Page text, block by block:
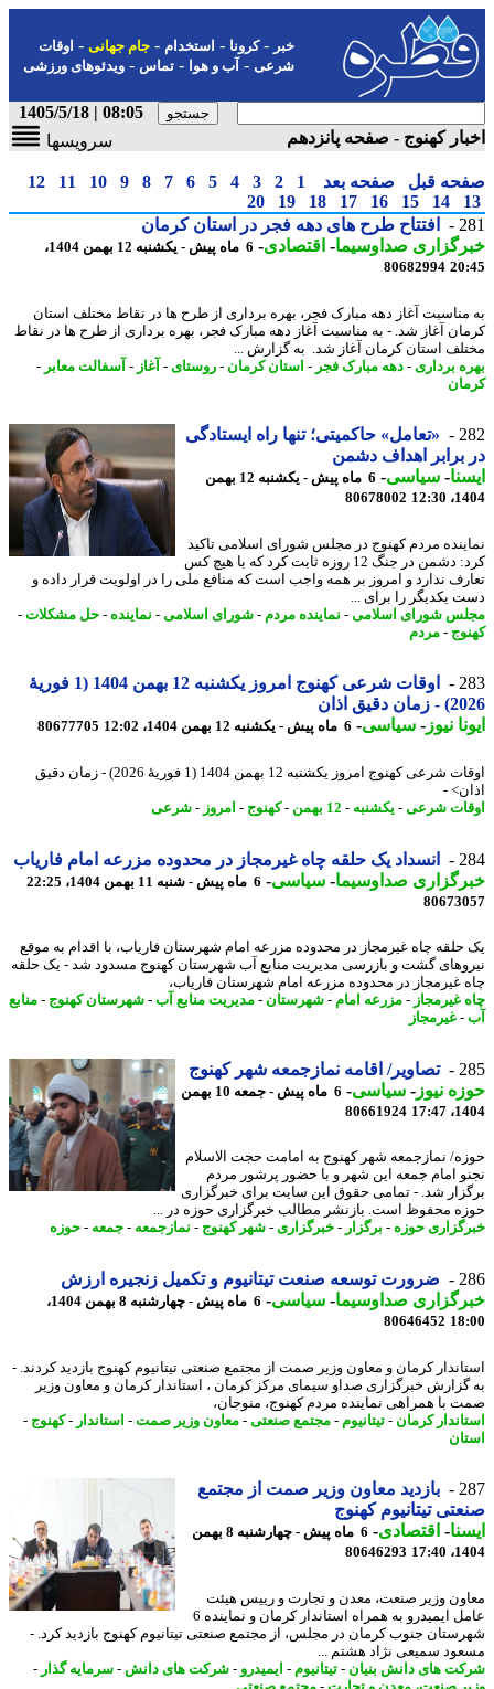
-کرونا-استخدام- جام جهانی-اوقات
شرعی-آب و هوا-تماس-ویدئوهای ورزشی
08:05 | 1405/5/18
کهنوج - صفحه پانزدهم
سرویسها
قبل صفحه بعد 1
2
3
4
5
6
7
8
9
10
11
12
14
15
16
17
18
19
20
افتتاح طرح های دهه فجر در استان کرمان
صداوسیما-اقتصادی-
6 ماه پیش - یکشنبه 12 بهمن 1404،
80682994
آغاز دهه مبارک فجر، بهره برداری از طرح ها در نقاط مختلف استان
آغاز شد. - به مناسبت آغاز دهه مبارک فجر، بهره برداری از طرح ها در نقاط
استان کرمان آغاز شد. به گزارش ...
برداری- دهه مبارک فجر -استان کرمان -روستای-آغاز -آسفالت معابر-
«تعامل» حاکمیتی؛ تنها راه ایستادگی
برابر اهداف دشمن
-سیاسی-
6 ماه پیش - یکشنبه 12 بهمن
80678002
مردم کهنوج در مجلس شورای اسلامی تاکید
کرد: دشمن در جنگ 12 روزه ثابت کرد که با هیچ کس
ندارد و امروز بر همه واجب است که منافع ملی را در اولویت قرار داده و
یکدیگر را برای ...
شورای اسلامی-نماینده مردم- شورای اسلامی-نماینده-حل مشکلات-
-مردم
اوقات شرعی کهنوج امروز یکشنبه 12 بهمن 1404 (1 فوریهٔ
اذان
نیوز-سیاسی-6 ماه پیش - یکشنبه 12 بهمن 1404، 12:02 80677705
اوقات شرعی کهنوج امروز یکشنبه 12 بهمن 1404 (1 فوریهٔ 2026) - زمان دقیق
-
شرعی-یکشنبه-12 بهمن -کهنوج-امروز- شرعی
انسداد یک حلقه چاه غیرمجاز در محدوده مزرعه امام فاریاب
صداوسیما-سیاسی-6 ماه پیش - شنبه 11 بهمن 1404، 22:25
چاه غیرمجاز در محدوده مزرعه امام شهرستان فاریاب، با اقدام به موقع
گشت و بازرسی مدیریت منابع آب شهرستان کهنوج مسدود شد - یک حلقه
غیرمجاز در محدوده مزرعه امام شهرستان فاریاب،
غیرمجاز-مزرعه امام -شهرستان-مدیریت منابع آب- شهرستان کهنوج-منابع
غیرمجاز
تصاویر/ اقامه نمازجمعه شهر کهنوج
نیوز-سیاسی-
6 ماه پیش - جمعه 10 بهمن
80661924
نمازجمعه شهر کهنوج به امامت حجت الاسلام
امام جمعه این شهر و با حضور پرشور مردم
شد. - تمامی حقوق این سایت برای خبرگزاری
محفوظ است. بازنشر مطالب خبرگزاری حوزه در ...
حوزه-برگزار - خبرگزاری - شهر کهنوج-نمازجمعه-جمعه-حوزه
ضرورت توسعه صنعت تیتانیوم و تکمیل زنجیره ارزش
صداوسیما-سیاسی-
6 ماه پیش - چهارشنبه 8 بهمن 1404،
80646452
کرمان و معاون وزیر صمت از مجتمع صنعتی تیتانیوم کهنوج بازدید کردند. -
خبرگزاری صداو سیمای مرکز کرمان ، استاندار کرمان و معاون وزیر
با همراهی نماینده مردم کهنوج، منوجان،
کرمان -تیتانیوم-مجتمع صنعتی-معاون وزیر صمت-استاندار-کهنوج-
بازدید معاون وزیر صمت از مجتمع
تیتانیوم کهنوج
-اقتصادی-
6 ماه پیش - چهارشنبه 8 بهمن
80646293
وزیر صنعت، معدن و تجارت و رییس هیئت
عامل ایمیدرو به همراه استاندار کرمان و نماینده 6
جنوب کرمان در مجلس، از مجتمع صنعتی تیتانیوم کهنوج بازدید کرد. -
سمیعی نژاد هشتم ...
های دانش بنیان-تیتانیوم-ایمیدرو-شرکت های دانش -سرمایه گذار -